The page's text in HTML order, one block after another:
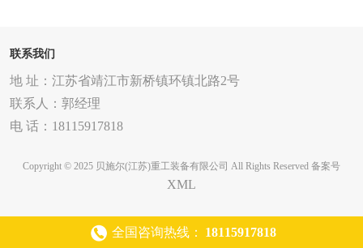
联系我们
地 址：江苏省靖江市新桥镇环镇北路2号
联系人：郭经理
电 话：18115917818
Copyright © 2025 贝施尔(江苏)重工装备有限公司 All Rights Reserved 备案号
XML
全国咨询热线： 18115917818